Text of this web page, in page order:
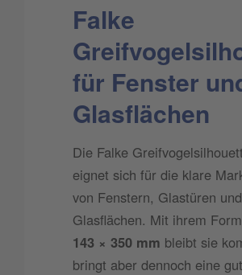
Falke
für Fenster
Glasflächen
Die Falke
eignet sich für die klare
von Fenstern, Glastüren und
Glasflächen. Mit ihrem
143 × 350 mm bleibt sie
bringt aber dennoch eine gut